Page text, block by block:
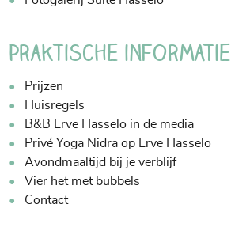
Praktische informatie
Prijzen
Huisregels
B&B Erve Hasselo in de media
Privé Yoga Nidra op Erve Hasselo
Avondmaaltijd bij je verblijf
Vier het met bubbels
Contact